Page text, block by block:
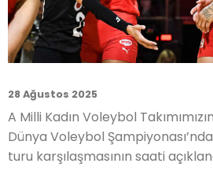
28 Ağustos 2025
A Milli Kadın Voleybol
Dünya Voleybol
turu karşılaşmasının saati